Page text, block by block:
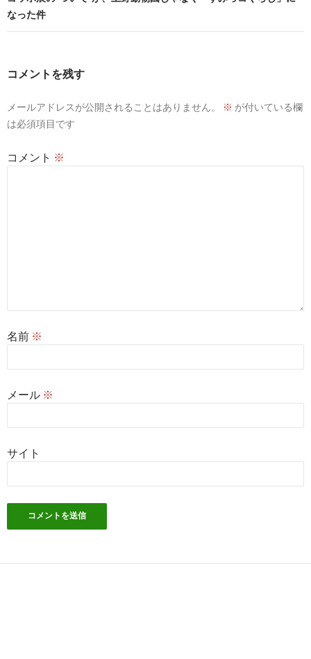
ゲ
シ
ン
なった件
コメントを残す
メールアドレスが公開されることはありません。 ※ が付いている欄
は必須項目です
コメント ※
名前 ※
メール ※
サイト